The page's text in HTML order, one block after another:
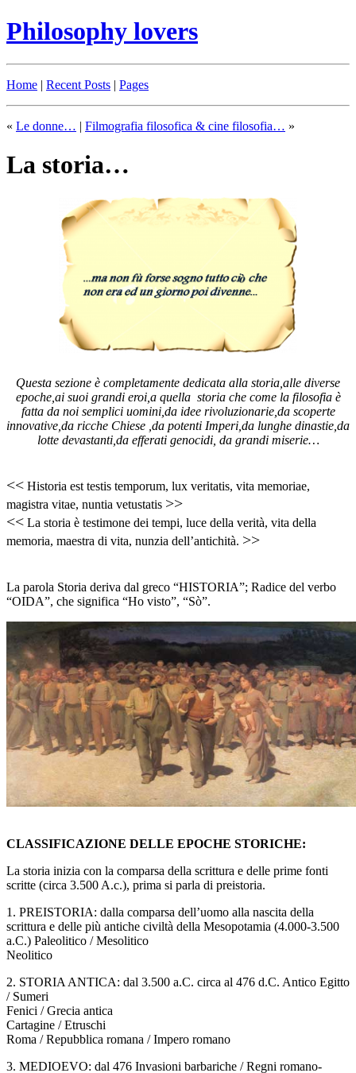
Philosophy lovers
Home | Recent Posts | Pages
« Le donne… | Filmografia filosofica & cine filosofia… »
La storia…
Questa sezione è completamente dedicata alla storia,alle diverse
epoche,ai suoi grandi eroi,a quella storia che come la filosofia è
fatta da noi semplici uomini,da idee rivoluzionarie,da scoperte
innovative,da ricche Chiese ,da potenti Imperi,da lunghe dinastie,da
lotte devastanti,da efferati genocidi, da grandi miserie…
<< Historia est testis temporum, lux veritatis, vita memoriae,
magistra vitae, nuntia vetustatis >>
<< La storia è testimone dei tempi, luce della verità, vita della
memoria, maestra di vita, nunzia dell’antichità. >>
La parola Storia deriva dal greco “HISTORIA”; Radice del verbo
“OIDA”, che significa “Ho visto”, “Sò”.
CLASSIFICAZIONE DELLE EPOCHE STORICHE:
La storia inizia con la comparsa della scrittura e delle prime fonti
scritte (circa 3.500 A.c.), prima si parla di preistoria.
1. PREISTORIA: dalla comparsa dell’uomo alla nascita della
scrittura e delle più antiche civiltà della Mesopotamia (4.000-3.500
a.C.) Paleolitico / Mesolitico
Neolitico
2. STORIA ANTICA: dal 3.500 a.C. circa al 476 d.C. Antico Egitto
/ Sumeri
Fenici / Grecia antica
Cartagine / Etruschi
Roma / Repubblica romana / Impero romano
3. MEDIOEVO: dal 476 Invasioni barbariche / Regni romano-